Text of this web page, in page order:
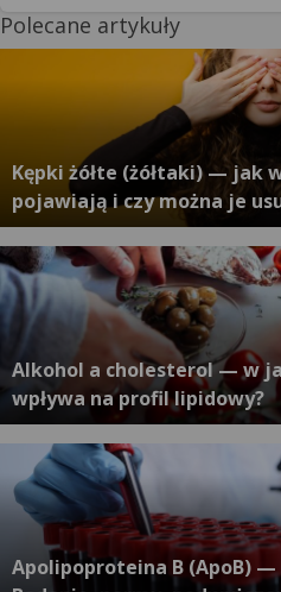
Polecane artykuły
Kępki żółte (żółtaki) — jak
pojawiają i czy można je
Alkohol a cholesterol — w
wpływa na profil lipidowy?
Apolipoproteina B (ApoB) —